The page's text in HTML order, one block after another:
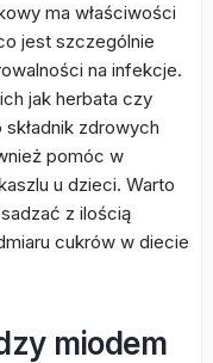
ma właściwości
jest szczególnie
na infekcje.
jak herbata czy
zdrowych
pomóc w
u dzieci. Warto
z ilością
cukrów w diecie
miodem